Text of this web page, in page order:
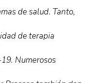
de salud. Tanto,
de terapia
Numerosos